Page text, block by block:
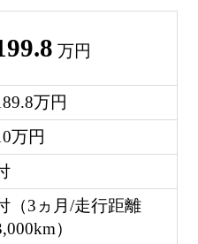
万円
万円
万円
（3ヵ月/走行距離
）